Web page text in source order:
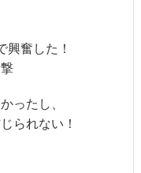
奮した！
ったし、
られない！